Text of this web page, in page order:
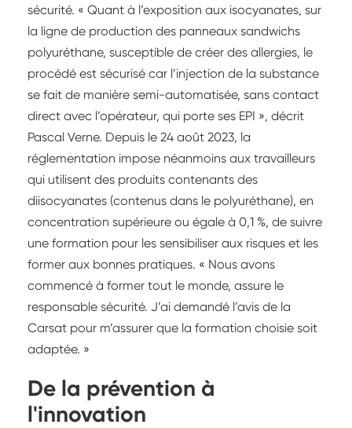
sécurité. « Quant à l’exposition aux isocyanates, sur
la ligne de production des panneaux sandwichs
polyuréthane, susceptible de créer des allergies, le
procédé est sécurisé car l’injection de la substance
se fait de manière semi-automatisée, sans contact
direct avec l’opérateur, qui porte ses EPI », décrit
Pascal Verne. Depuis le 24 août 2023, la
réglementation impose néanmoins aux travailleurs
qui utilisent des produits contenants des
diisocyanates (contenus dans le polyuréthane), en
concentration supérieure ou égale à 0,1 %, de suivre
une formation pour les sensibiliser aux risques et les
former aux bonnes pratiques. « Nous avons
commencé à former tout le monde, assure le
responsable sécurité. J’ai demandé l’avis de la
Carsat pour m’assurer que la formation choisie soit
adaptée. »
De la prévention à
l'innovation